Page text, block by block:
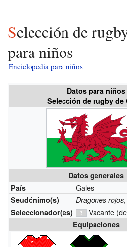
Selección de rugby de Gales
para niños
Enciclopedia para niños
Datos para niños
Selección de rugby de
Datos generales
País
Gales
Seudónimo(s) Dragones rojos
Seleccionador(es)
Vacante
Equipaciones